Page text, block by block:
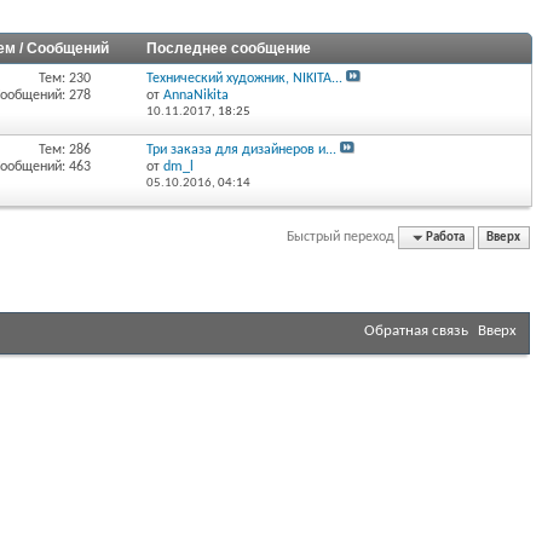
/ Сообщений Последнее сообщение
Тем: 230
278
Технический художник, NIKITA...
отAnnaNikita
10.11.2017, 18:25
Тем: 286
463
Три заказа для дизайнеров и...
отdm_l
05.10.2016,04:14
Быстрый переход Работа Вверх
Обратная связь Вверх